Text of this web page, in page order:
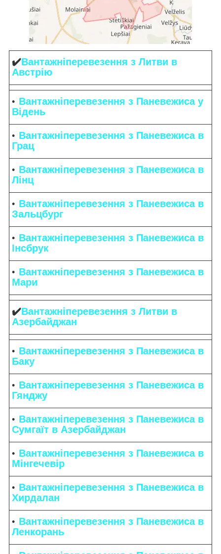
✔️Вантажніперевезення з Литви в
Австрію
Вантажніперевезення з Паневежиса у
Відень
Вантажніперевезення з Паневежиса в
Грац
Вантажніперевезення з Паневежиса в
Лінц
Вантажніперевезення з Паневежиса в
Зальцбург
Вантажніперевезення з Паневежиса в
Інсбрук
Вантажніперевезення з Паневежиса в
Мари
✔️Вантажніперевезення з Литви в
Азербайджан
Вантажніперевезення з Паневежиса в
Баку
Вантажніперевезення з Паневежиса в
Гянджу
Вантажніперевезення з Паневежиса в
Сумгаїт в Азербайджан
Вантажніперевезення з Паневежиса в
Мінгечевір
Вантажніперевезення з Паневежиса в
Хирдалан
Вантажніперевезення з Паневежиса в
Ленкорань